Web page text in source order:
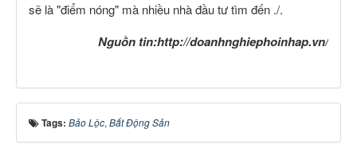
sẽ là "điểm nóng" mà nhiều nhà đầu tư tìm đến ./.
Nguồn tin:http://doanhnghiephoinhap.vn/
Tags: Bảo Lộc, Bất Động Sản